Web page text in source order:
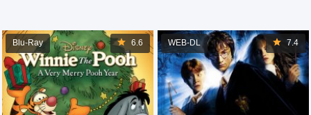
7.4
WEB-DL
6.6
Blu-Ray